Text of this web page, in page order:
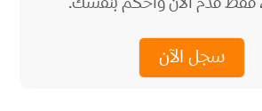
سجل الآن